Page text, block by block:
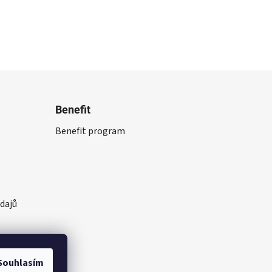
Benefit
Benefit program